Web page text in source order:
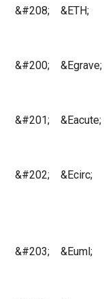
&#208; &ETH;
&#200; &Egrave;
&#201; &Eacute;
&#202; &Ecirc;
&#203; &Euml;